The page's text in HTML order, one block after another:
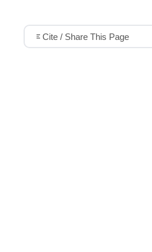
Cite / Share This Page